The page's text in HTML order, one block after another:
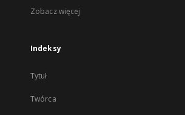
Zobacz więcej
Indeksy
Tytuł
Twórca